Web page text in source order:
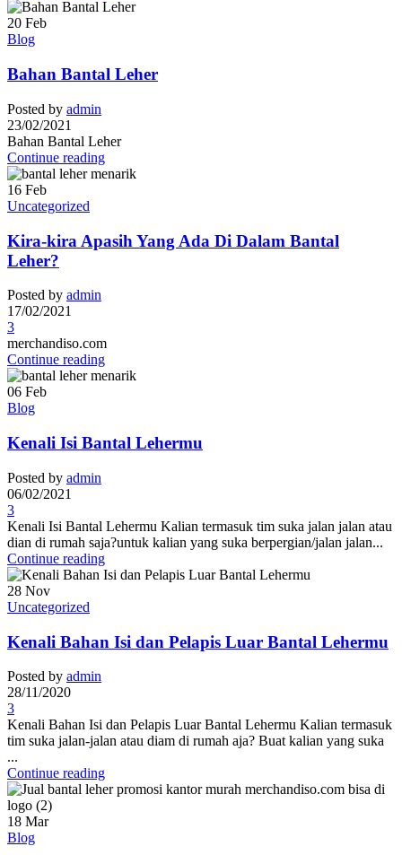
20 Feb
Blog
Bahan Bantal Leher
Posted by admin
23/02/2021
Bahan Bantal Leher
Continue reading
16 Feb
Uncategorized
Kira-kira Apasih Yang Ada Di Dalam Bantal
Leher?
Posted by admin
17/02/2021
3
merchandiso.com
Continue reading
06 Feb
Blog
Kenali Isi Bantal Lehermu
Posted by admin
06/02/2021
3
Kenali Isi Bantal Lehermu Kalian termasuk tim suka jalan jalan atau
dian di rumah saja?untuk kalian yang suka berpergian/jalan jalan...
Continue reading
28 Nov
Uncategorized
Kenali Bahan Isi dan Pelapis Luar Bantal Lehermu
Posted by admin
28/11/2020
3
Kenali Bahan Isi dan Pelapis Luar Bantal Lehermu Kalian termasuk
tim suka jalan-jalan atau diam di rumah aja? Buat kalian yang suka
...
Continue reading
18 Mar
Blog